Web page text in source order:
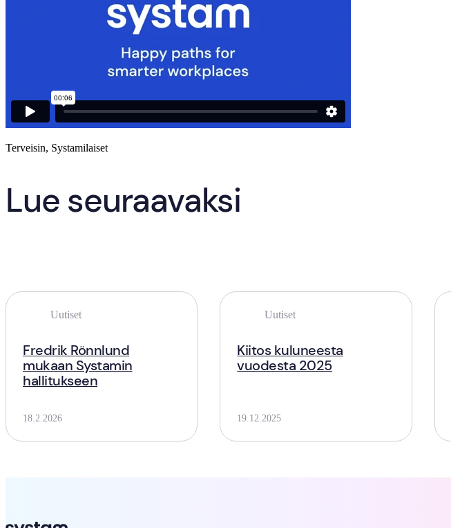
Terveisin, Systamilaiset
Lue seuraavaksi
Uutiset
Fredrik Rönnlund
mukaan Systamin
hallitukseen
18.2.2026
Uutiset
Kiitos kuluneesta
vuodesta 2025
19.12.2025